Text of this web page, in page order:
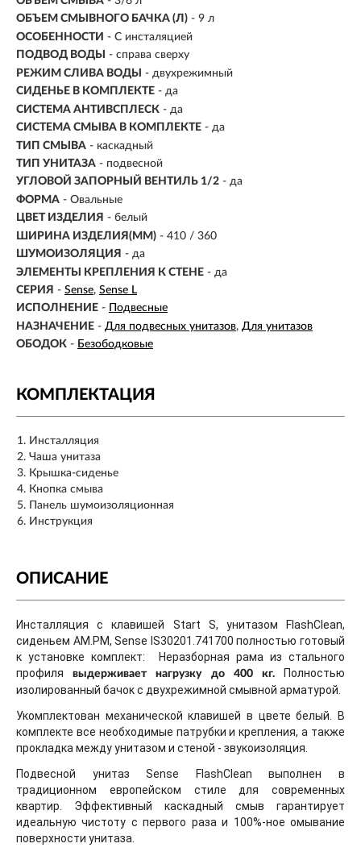
ОБЪЕМ СМЫВНОГО БАЧКА (Л) - 9 л
ОСОБЕННОСТИ - С инсталяцией
ПОДВОД ВОДЫ
- справа сверху
РЕЖИМ СЛИВА ВОДЫ
- двухрежимный
СИДЕНЬЕ В КОМПЛЕКТЕ - да
СИСТЕМА АНТИВСПЛЕСК - да
СИСТЕМА СМЫВА В КОМПЛЕКТЕ - да
ТИП СМЫВА - каскадный
ТИП УНИТАЗА - подвесной
УГЛОВОЙ ЗАПОРНЫЙ ВЕНТИЛЬ 1/2 - да
ФОРМА - Овальные
ЦВЕТ ИЗДЕЛИЯ - белый
ШИРИНА ИЗДЕЛИЯ(ММ) - 410 / 360
ШУМОИЗОЛЯЦИЯ - да
ЭЛЕМЕНТЫ КРЕПЛЕНИЯ К СТЕНЕ - да
СЕРИЯ - Sense Sense L
ИСПОЛНЕНИЕ - Подвесные
НАЗНАЧЕНИЕ - Для подвесных унитазов Для унитазов
ОБОДОК - Безободковые
КОМПЛЕКТАЦИЯ
Инсталляция
Чаша унитаза
Крышка-сиденье
Кнопка смыва
Панель шумоизоляционная
Инструкция
ОПИСАНИЕ
Инсталляция с клавишей Start S, унитазом FlashClean,
сиденьем AM.PM, Sense IS30201.741700 полностью готовый
к установке комплект: Неразборная рама из стального
профиля выдерживает нагрузку до 400 кг.Полностью
изолированный бачок с двухрежимной смывной арматурой.
Укомплектован механической клавишей в цвете белый. В
комплекте все необходимые патрубки и крепления, а также
прокладка между унитазом и стеной - звукоизоляция.
Подвесной унитаз Sense FlashClean выполнен в
традиционном европейском стиле для современных
квартир. Эффективный каскадный смыв гарантирует
идеальную чистоту с первого раза и 100%-ное омывание
поверхности унитаза.